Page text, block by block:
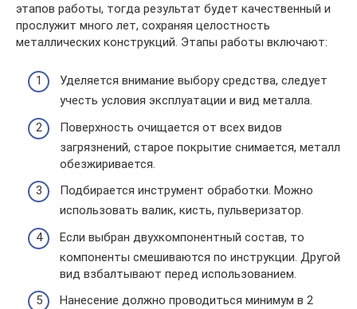
этапов работы, тогда результат будет качественный и
прослужит много лет, сохраняя целостность
металлических конструкций. Этапы работы включают:
Уделяется внимание выбору средства, следует
учесть условия эксплуатации и вид металла.
Поверхность очищается от всех видов
загрязнений, старое покрытие снимается, металл
обезжиривается.
Подбирается инструмент обработки. Можно
использовать валик, кисть, пульверизатор.
Если выбран двухкомпонентный состав, то
компоненты смешиваются по инструкции. Другой
вид взбалтывают перед использованием.
Нанесение должно проводиться минимум в 2